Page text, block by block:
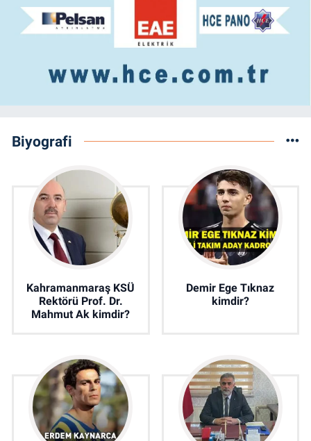
Biyografi
Kahramanmaraş KSÜ
Rektörü Prof. Dr.
Mahmut Ak kimdir?
Demir Ege Tıknaz
kimdir?